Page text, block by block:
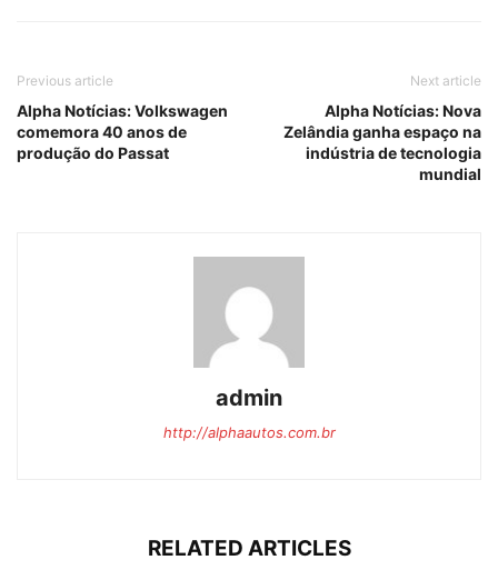
Previous article
Alpha Notícias: Volkswagen
comemora 40 anos de
produção do Passat
Next article
Alpha Notícias: Nova
Zelândia ganha espaço na
indústria de tecnologia
mundial
admin
http://alphaautos.com.br
RELATED ARTICLES